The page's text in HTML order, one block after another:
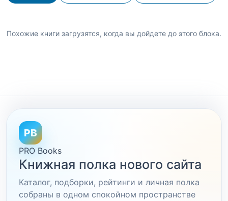
Похожие книги загрузятся, когда вы дойдете до этого блока.
PB
PRO Books
Книжная полка нового сайта
Каталог, подборки, рейтинги и личная полка
собраны в одном спокойном пространстве